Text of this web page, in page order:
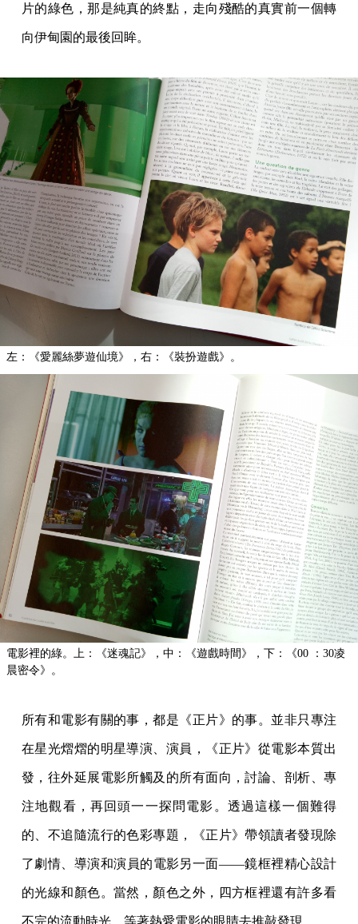
片的綠色，那是純真的終點，走向殘酷的真實前一個轉
向伊甸園的最後回眸。
左：《愛麗絲夢遊仙境》，右：《裝扮遊戲》。
電影裡的綠。上：《迷魂記》，中：《遊戲時間》，下：《00 ：30凌
晨密令》。
所有和電影有關的事，都是《正片》的事。並非只專注
在星光熠熠的明星導演、演員，《正片》從電影本質出
發，往外延展電影所觸及的所有面向，討論、剖析、專
注地觀看，再回頭一一探問電影。透過這樣一個難得
的、不追隨流行的色彩專題，《正片》帶領讀者發現除
了劇情、導演和演員的電影另一面——鏡框裡精心設計
的光線和顏色。當然，顏色之外，四方框裡還有許多看
不完的流動時光，等著熱愛電影的眼睛去推敲發現。